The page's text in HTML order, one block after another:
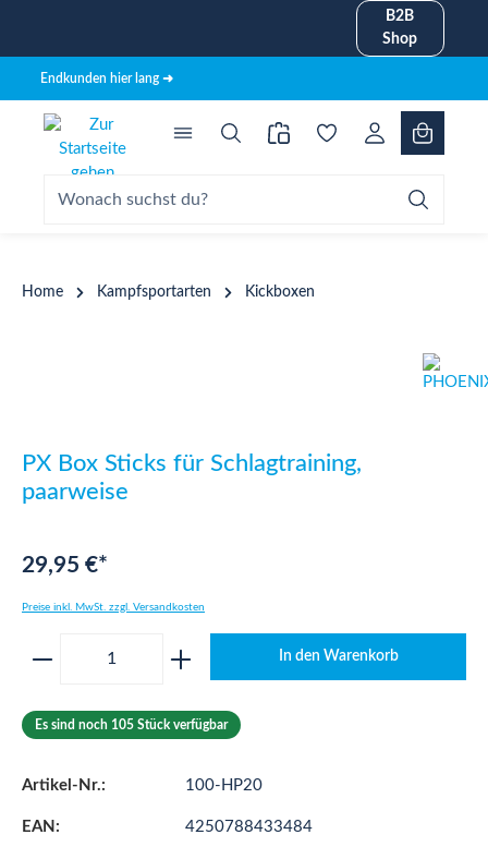
B2B
Shop
Endkunden hier lang ➜
Home Kampfsportarten Kickboxen
PX Box Sticks für Schlagtraining,
paarweise
29,95 €*
Preise inkl. MwSt. zzgl. Versandkosten
Produkt Anzahl: Gib den gewünschten
In den Warenkorb
Es sind noch 105 Stück verfügbar
Artikel-Nr.: 100-HP20
EAN: 4250788433484